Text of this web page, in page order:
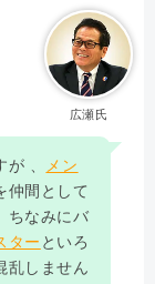
広瀬氏
、
メン
仲間として
ちなみにバ
ター といろ
乱しません